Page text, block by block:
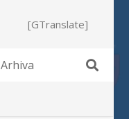
[GTranslate]
Arhiva